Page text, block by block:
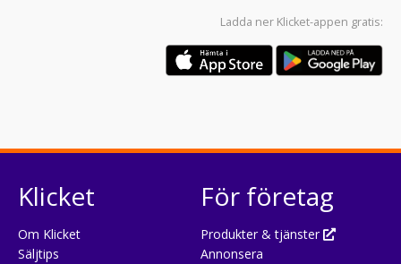
Ladda ner Klicket-appen gratis:
Klicket
Om Klicket
Säljtips
För företag
Produkter & tjänster
Annonsera